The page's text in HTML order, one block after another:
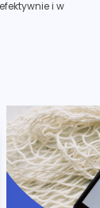
i w